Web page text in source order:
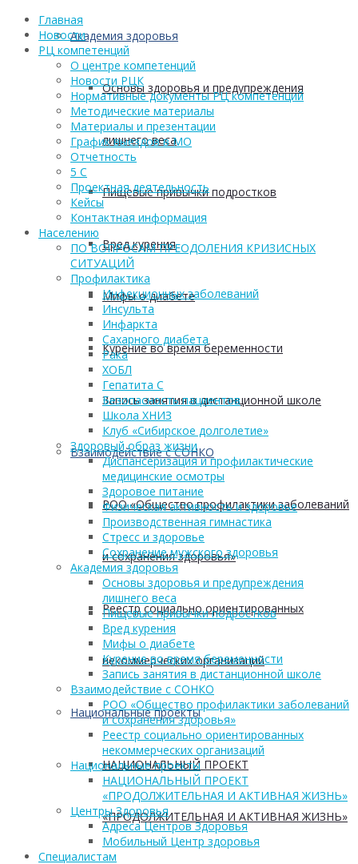
Академия здоровья
Основы здоровья и предупреждения
лишнего веса
Пищевые привычки подростков
Вред курения
Мифы о диабете
Курение во время беременности
Запись занятия в дистанционной школе
Взаимодействие с СОНКО
РОО «Общество профилактики заболеваний
и сохранения здоровья»
Реестр социально ориентированных
некоммерческих организаций
Национальные проекты
НАЦИОНАЛЬНЫЙ ПРОЕКТ
«ПРОДОЛЖИТЕЛЬНАЯ И АКТИВНАЯ ЖИЗНЬ»
Главная
Новости
РЦ компетенций
О центре компетенций
Новости РЦК
Нормативные документы РЦ компетенций
Методические материалы
Материалы и презентации
График выездов в МО
Отчетность
5 С
Проектная деятельность
Кейсы
Контактная информация
Населению
ПО ВОПРОСАМ ПРЕОДОЛЕНИЯ КРИЗИСНЫХ
СИТУАЦИЙ
Профилактика
Инфекционных заболеваний
Инсульта
Инфаркта
Сахарного диабета
Рака
ХОБЛ
Гепатита С
Безопасность пациентов
Школа ХНИЗ
Клуб «Сибирское долголетие»
Здоровый образ жизни
Диспансеризация и профилактические
медицинские осмотры
Здоровое питание
Физическая активность и здоровье
Производственная гимнастика
Стресс и здоровье
Сохранение мужского здоровья
Академия здоровья
Основы здоровья и предупреждения
лишнего веса
Пищевые привычки подростков
Вред курения
Мифы о диабете
Курение во время беременности
Запись занятия в дистанционной школе
Взаимодействие с СОНКО
РОО «Общество профилактики заболеваний
и сохранения здоровья»
Реестр социально ориентированных
некоммерческих организаций
Национальные проекты
НАЦИОНАЛЬНЫЙ ПРОЕКТ
«ПРОДОЛЖИТЕЛЬНАЯ И АКТИВНАЯ ЖИЗНЬ»
Центры Здоровья
Адреса Центров Здоровья
Мобильный Центр здоровья
Cпециалистам